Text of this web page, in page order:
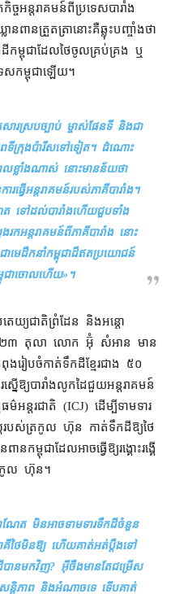
អន្តរាគមន៍​ពី​ប្រទេស​បារាំង
ពាន​ត្រួតត្រា​នោះ​គឺ​ឆ្លុះបញ្ចាំង​ថា
ពុជា​ដែល​ថៃ​ចូល​គ្រប់គ្រង ឬ​
ស​កម្ពុជា​ឡើយ។
សារ​ស្របច្បាប់ ម្ចាស់​ផែនទី និង​ជា​
ព​ទីក្រុង​ប៉ារីស​ទៅទៀត​។ ដំណោះ
ពល​ខ្លាំង​ណាស់ នោះ​មាន​ន័យថា
រធ្វើអន្តរាគមន៍​របស់​ភាគី​បារាំង​។
ទៅដល់​បារាំង​ហើយ​ជួប​ទាំង​
រក​អន្តរាគមន៍​ពី​ភាគី​បារាំង នោះ​
េដឹកនាំ​កម្ពុជា​ដ៏​ឥតប្រយោជន៍​
ជា​ចោល​ហើយ»។
េយ្យ​ជាតិ​ព្រំដែន និង​អន្តោ
ជ្យ ២៣ តុលា លោក អ៊ុំ សំអាន មាន​
ៀបចំ​កាត់ទឹក​ដី​ខ្មែរ​ជាង ៥០​
នើ​ឱ្យ​បារាំង​លូកដៃ​ជួយ​អន្តរាគមន៍
ម៌​អន្តរជាតិ (ICJ) ដើម្បី​ទាមទារ​
របស់​ត្រកូល ហ៊ុន កាត់​ទឹកដី​ឱ្យ​ថៃ​
ាន​កម្ពុជា​ដែល​អាច​ធ្វើ​ឱ្យ​រង្គោះរង្គើ​
រកូល ហ៊ុន។
ត មិន​អាច​ទាមទារ​ទឹកដី​ចំនួន
ាគី​ថៃ​មិន​ឱ្យ ហើយ​គាត់​អត់​ប្តឹង​ទៅ
បាន​មក​វិញ​? អ៊ីចឹង​មានតែ​ជម្រើស​
ន្តិភាព និង​អំណាច​ទេ ទើប​គាត់​